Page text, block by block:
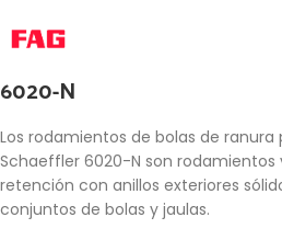
6020-N
Los rodamientos de bolas de ranura
Schaeffler 6020-N son rodamientos
retención con anillos exteriores
conjuntos de bolas y jaulas.